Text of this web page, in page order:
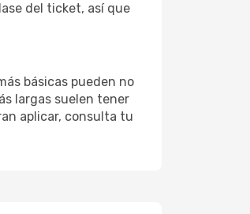
del ticket, así que
básicas pueden no
largas suelen tener
aplicar, consulta tu